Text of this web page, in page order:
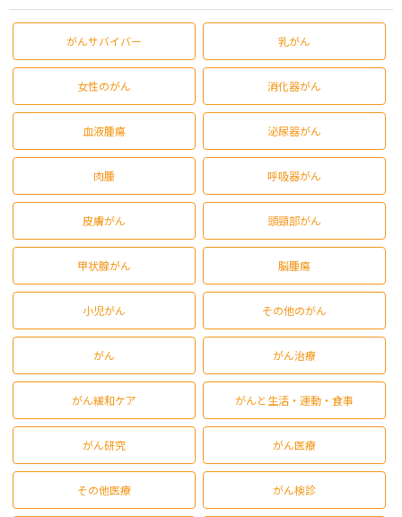
がんサバイバー 乳がん
女性のがん 消化器がん
血液腫瘍 泌尿器がん
肉腫 呼吸器がん
皮膚がん 頭頸部がん
甲状腺がん 脳腫瘍
小児がん その他のがん
がん がん治療
がん緩和ケア がんと生活・運動・食事
がん研究 がん医療
その他医療 がん検診